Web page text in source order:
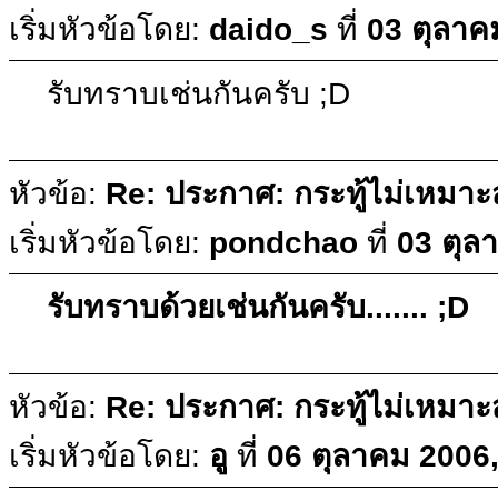
เริ่มหัวข้อโดย: daido_s ที่ 03 ตุลาค
รับทราบเช่นกันครับ ;D
หัวข้อ: Re: ประกาศ: กระทู้ไม่เหมา
เริ่มหัวข้อโดย: pondchao ที่ 03 ตุล
รับทราบด้วยเช่นกันครับ....... ;D
หัวข้อ: Re: ประกาศ: กระทู้ไม่เหมา
เริ่มหัวข้อโดย: อู ที่ 06 ตุลาคม